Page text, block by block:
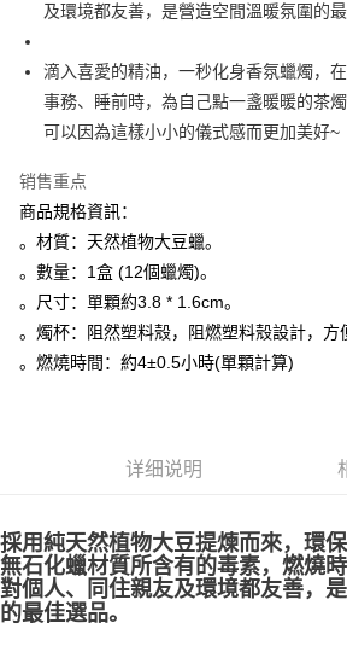
ATM付款
运送方式
全家取貨付款
每笔NT$80，满NT$3,000(含以上)免运费
7-11取貨付款
每笔NT$80，满NT$3,000(含以上)免运费
賣家宅配幫您送（台灣）
每笔NT$80，满NT$3,000(含以上)免运费
及環境都友善，是營造空間溫暖氛圍的最
滴入喜愛的精油，一秒化身香氛蠟燭，
事務、睡前時，為自己點一盞暖暖的茶
可以因為這樣小小的儀式感而更加美好~
销售重点
商品規格資訊：
。材質：天然植物大豆蠟。
。數量：1盒 (12個蠟燭)。
。尺寸：單顆約3.8 * 1.6cm。
。燭杯：阻然塑料殼，阻燃塑料殼設計，方
。燃燒時間：約4±0.5小時(單顆計算)
详细说明
採用純天然植物大豆提煉而來，環
無石化蠟材質所含有的毒素，燃燒時
對個人、同住親友及環境都友善，
的最佳選品。